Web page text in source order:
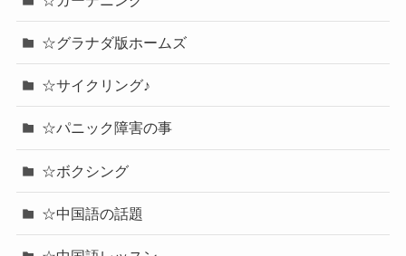
☆グラナダ版ホームズ
☆サイクリング♪
☆パニック障害の事
☆ボクシング
☆中国語の話題